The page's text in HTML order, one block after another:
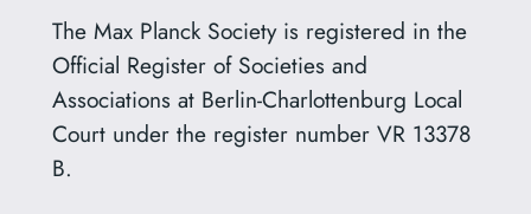
The Max Planck Society is registered in the
Official Register of Societies and
Associations at Berlin-Charlottenburg Local
Court under the register number VR 13378
B.